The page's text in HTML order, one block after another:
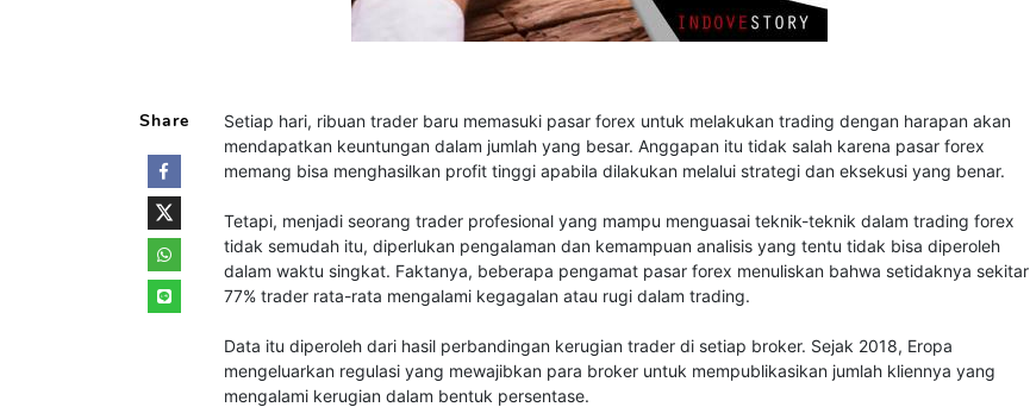
Share
Setiap hari, ribuan trader baru memasuki pasar forex untuk melakukan trading dengan harapan akan
mendapatkan keuntungan dalam jumlah yang besar. Anggapan itu tidak salah karena pasar forex
memang bisa menghasilkan profit tinggi apabila dilakukan melalui strategi dan eksekusi yang benar.
Tetapi, menjadi seorang trader profesional yang mampu menguasai teknik-teknik dalam trading forex
tidak semudah itu, diperlukan pengalaman dan kemampuan analisis yang tentu tidak bisa diperoleh
dalam waktu singkat. Faktanya, beberapa pengamat pasar forex menuliskan bahwa setidaknya sekitar
77% trader rata-rata mengalami kegagalan atau rugi dalam trading.
Data itu diperoleh dari hasil perbandingan kerugian trader di setiap broker. Sejak 2018, Eropa
mengeluarkan regulasi yang mewajibkan para broker untuk mempublikasikan jumlah kliennya yang
mengalami kerugian dalam bentuk persentase.